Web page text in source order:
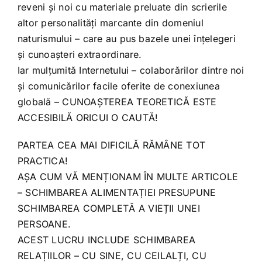
reveni și noi cu materiale preluate din scrierile
altor personalități marcante din domeniul
naturismului – care au pus bazele unei înțelegeri
și cunoașteri extraordinare.
Iar mulțumită Internetului – colaborărilor dintre noi
și comunicărilor facile oferite de conexiunea
globală – CUNOAȘTEREA TEORETICĂ ESTE
ACCESIBILĂ ORICUI O CAUTĂ!
PARTEA CEA MAI DIFICILĂ RĂMÂNE TOT
PRACTICA!
AȘA CUM VĂ MENȚIONAM ÎN MULTE ARTICOLE
– SCHIMBAREA ALIMENTAȚIEI PRESUPUNE
SCHIMBAREA COMPLETĂ A VIEȚII UNEI
PERSOANE.
ACEST LUCRU INCLUDE SCHIMBAREA
RELAȚIILOR – CU SINE, CU CEILALȚI, CU